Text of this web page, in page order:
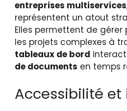
entreprises multiservices
représentent un atout
Elles permettent de
les projets complexes à
tableaux de bord
de documents en temps
Accessibilité et